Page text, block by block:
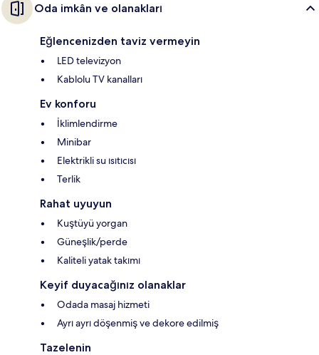
Oda imkân ve olanakları
Eğlencenizden taviz vermeyin
LED televizyon
Kablolu TV kanalları
Ev konforu
İklimlendirme
Minibar
Elektrikli su ısıtıcısı
Terlik
Rahat uyuyun
Kuştüyü yorgan
Güneşlik/perde
Kaliteli yatak takımı
Keyif duyacağınız olanaklar
Odada masaj hizmeti
Ayrı ayrı döşenmiş ve dekore edilmiş
Tazelenin